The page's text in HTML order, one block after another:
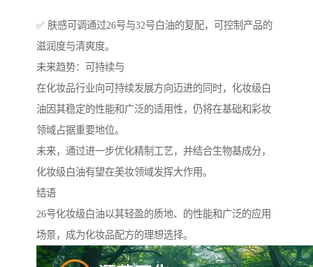
✅ 肤感可调通过26号与32号白油的复配，可控制产品的
滋润度与清爽度。
未来趋势：可持续与
在化妆品行业向可持续发展方向迈进的同时，化妆级白
油因其稳定的性能和广泛的适用性，仍将在基础和彩妆
领域占据重要地位。
未来，通过进一步优化精制工艺，并结合生物基成分，
化妆级白油有望在美妆领域发挥大作用。
结语
26号化妆级白油以其轻盈的质地、的性能和广泛的应用
场景，成为化妆品配方的理想选择。